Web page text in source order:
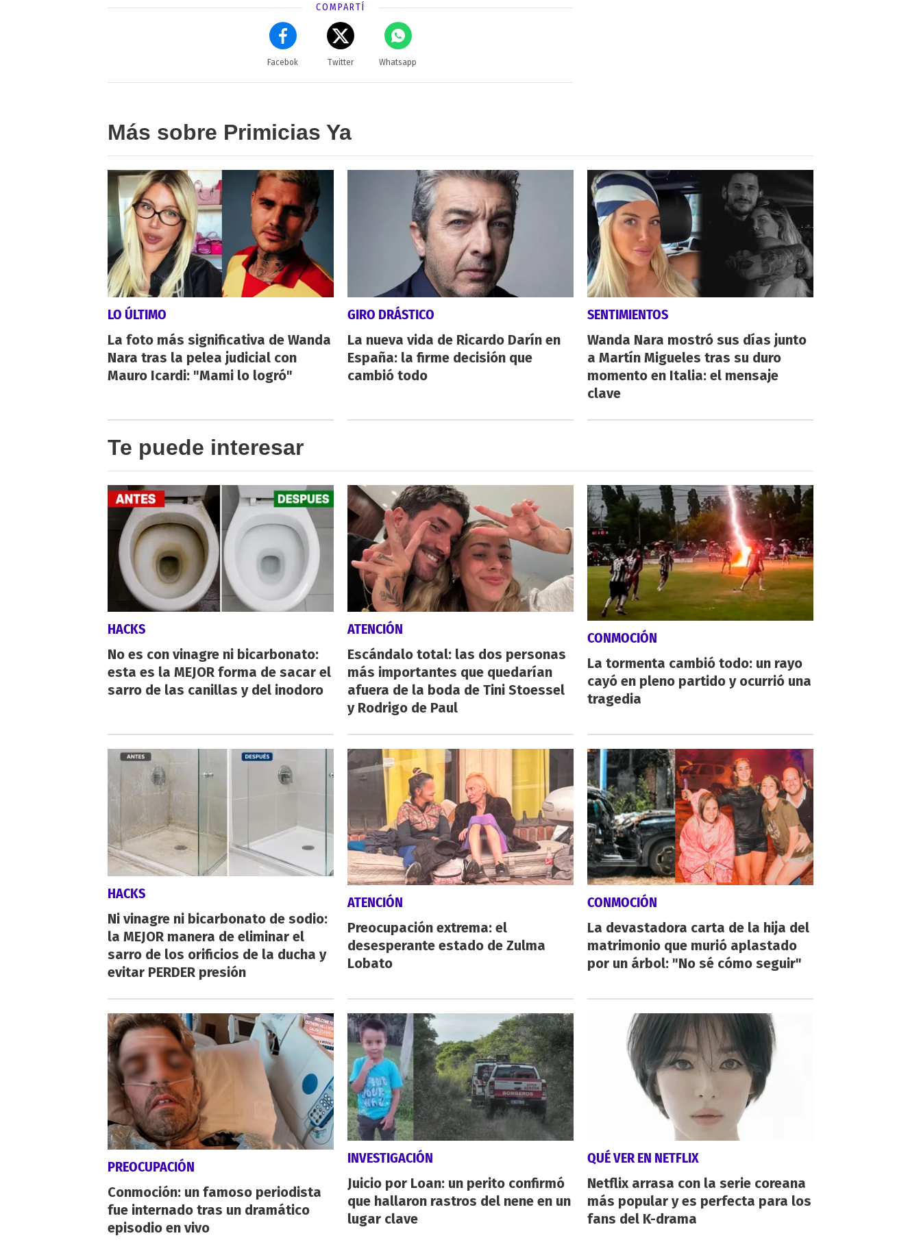
COMPARTÍ
Facebok Twitter Whatsapp
Más sobre Primicias Ya
LO ÚLTIMO
La foto más significativa de Wanda
Nara tras la pelea judicial con
Mauro Icardi: "Mami lo logró"
GIRO DRÁSTICO
La nueva vida de Ricardo Darín en
España: la firme decisión que
cambió todo
SENTIMIENTOS
Wanda Nara mostró sus días junto
a Martín Migueles tras su duro
momento en Italia: el mensaje
clave
Te puede interesar
HACKS
No es con vinagre ni bicarbonato:
esta es la MEJOR forma de sacar el
sarro de las canillas y del inodoro
ATENCIÓN
Escándalo total: las dos personas
más importantes que quedarían
afuera de la boda de Tini Stoessel
y Rodrigo de Paul
CONMOCIÓN
La tormenta cambió todo: un rayo
cayó en pleno partido y ocurrió una
tragedia
HACKS
Ni vinagre ni bicarbonato de sodio:
la MEJOR manera de eliminar el
sarro de los orificios de la ducha y
evitar PERDER presión
ATENCIÓN
Preocupación extrema: el
desesperante estado de Zulma
Lobato
CONMOCIÓN
La devastadora carta de la hija del
matrimonio que murió aplastado
por un árbol: "No sé cómo seguir"
PREOCUPACIÓN
Conmoción: un famoso periodista
fue internado tras un dramático
episodio en vivo
INVESTIGACIÓN
Juicio por Loan: un perito confirmó
que hallaron rastros del nene en un
lugar clave
QUÉ VER EN NETFLIX
Netflix arrasa con la serie coreana
más popular y es perfecta para los
fans del K-drama